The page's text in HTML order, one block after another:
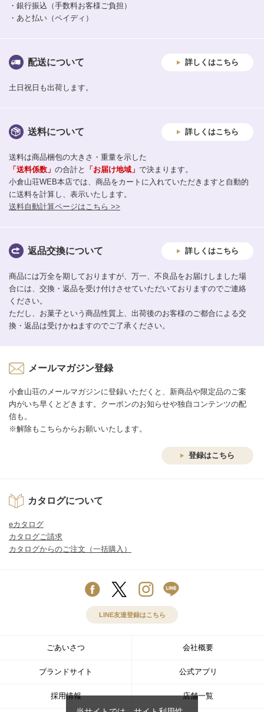
・銀行振込（手数料お客様ご負担）
・あと払い（ペイディ）
配送について 詳しくはこちら
土日祝日も出荷します。
送料について 詳しくはこちら
送料は商品梱包の大きさ・重量を示した
「送料係数」 の合計と 「お届け地域」 で決まります。
小倉山荘WEB本店では、商品をカートに入れていただきますと自動的
に送料を計算し、表示いたします。
送料自動計算ページはこちら >>
返品交換について 詳しくはこちら
商品には万全を期しておりますが、万一、不良品をお届けしました場
合には、交換・返品を受け付けさせていただいておりますのでご連絡
ください。
ただし、お菓子という商品性質上、出荷後のお客様のご都合による交
換・返品は受けかねますのでご了承ください。
メールマガジン登録
小倉山荘のメールマガジンに登録いただくと、新商品や限定品のご案
内がいち早くとどきます。クーポンのお知らせや独自コンテンツの配
信も。
※解除もこちらからお願いいたします。
登録はこちら
カタログについて
eカタログ
カタログご請求
カタログからのご注文（一括購入）
LINE友達登録はこちら
ごあいさつ 会社概要
ブランドサイト 公式アプリ
採用情報 店舗一覧